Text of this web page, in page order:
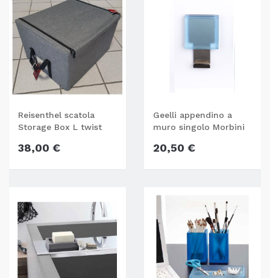
Reisenthel scatola
Storage Box L twist
38,00 €
Geelli appendino a
muro singolo Morbini
20,50 €